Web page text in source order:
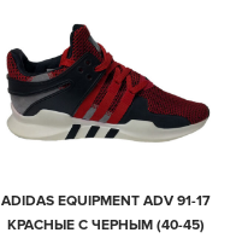
ADIDAS EQUIPMENT ADV 91-17
КРАСНЫЕ С ЧЕРНЫМ (40-45)